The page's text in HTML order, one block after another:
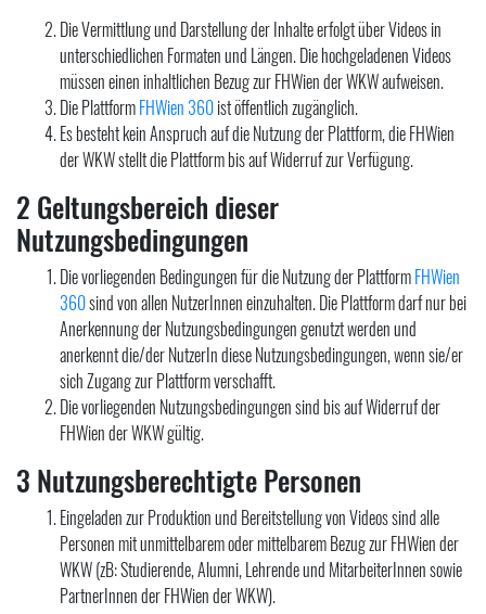
Die Vermittlung und Darstellung der Inhalte erfolgt über Videos in
unterschiedlichen Formaten und Längen. Die hochgeladenen Videos
müssen einen inhaltlichen Bezug zur FHWien der WKW aufweisen.
Die PlattformFHWien 360ist öffentlich zugänglich.
Es besteht kein Anspruch auf die Nutzung der Plattform, die FHWien
der WKW stellt die Plattform bis auf Widerruf zur Verfügung.
2 Geltungsbereich dieser
Nutzungsbedingungen
Die vorliegenden Bedingungen für die Nutzung der PlattformFHWien
360sind von allen NutzerInnen einzuhalten. Die Plattform darf nur bei
Anerkennung der Nutzungsbedingungen genutzt werden und
anerkennt die/der NutzerIn diese Nutzungsbedingungen, wenn sie/er
sich Zugang zur Plattform verschafft.
Die vorliegenden Nutzungsbedingungen sind bis auf Widerruf der
FHWien der WKW gültig.
3 Nutzungsberechtigte Personen
Eingeladen zur Produktion und Bereitstellung von Videos sind alle
Personen mit unmittelbarem oder mittelbarem Bezug zur FHWien der
WKW (zB: Studierende, Alumni, Lehrende und MitarbeiterInnen sowie
PartnerInnen der FHWien der WKW).